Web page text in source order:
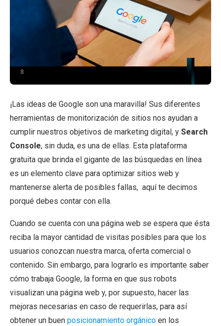
¡Las ideas de Google son una maravilla! Sus diferentes
herramientas de monitorización de sitios nos ayudan a
cumplir nuestros objetivos de marketing digital, y Search
Console, sin duda, es una de ellas. Esta plataforma
gratuita que brinda el gigante de las búsquedas en línea
es un elemento clave para optimizar sitios web y
mantenerse alerta de posibles fallas, aquí te decimos
porqué debes contar con ella.
Cuando se cuenta con una página web se espera que ésta
reciba la mayor cantidad de visitas posibles para que los
usuarios conozcan nuestra marca, oferta comercial o
contenido. Sin embargo, para lograrlo es importante saber
cómo trabaja Google, la forma en que sus robots
visualizan una página web y, por supuesto, hacer las
mejoras necesarias en caso de requerirlas, para así
obtener un buen posicionamiento orgánico en los